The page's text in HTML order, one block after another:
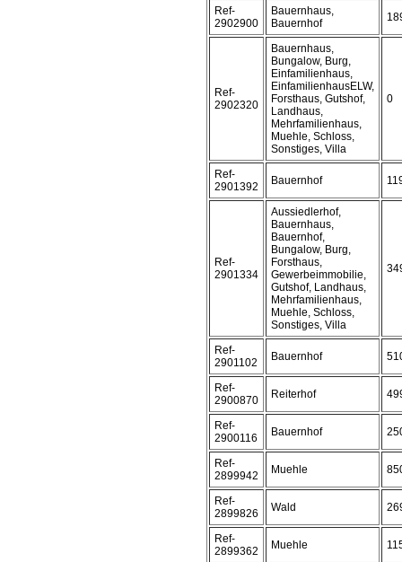
Ref-
2902900
Bauernhaus,
Bauernhof
Ref-
2902320
Bauernhaus,
Bungalow, Burg,
Einfamilienhaus,
EinfamilienhausELW,
Forsthaus, Gutshof,
Landhaus,
Mehrfamilienhaus,
Muehle, Schloss,
Sonstiges, Villa
0
Ref-
2901392
Bauernhof
Ref-
2901334
Aussiedlerhof,
Bauernhaus,
Bauernhof,
Bungalow, Burg,
Forsthaus,
Gewerbeimmobilie,
Gutshof, Landhaus,
Mehrfamilienhaus,
Muehle, Schloss,
Sonstiges, Villa
Ref-
2901102
Bauernhof
Ref-
2900870
Reiterhof
Ref-
2900116
Bauernhof
Ref-
2899942
Muehle
Ref-
2899826
Wald
Ref-
2899362
Muehle